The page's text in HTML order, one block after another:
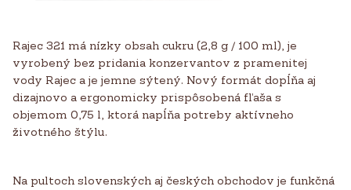
Rajec 321 má nízky obsah cukru (2,8 g / 100 ml), je
vyrobený bez pridania konzervantov z pramenitej
vody Rajec a je jemne sýtený. Nový formát dopĺňa aj
dizajnovo a ergonomicky prispôsobená fľaša s
objemom 0,75 l, ktorá napĺňa potreby aktívneho
životného štýlu.
Na pultoch slovenských aj českých obchodov je funkčná